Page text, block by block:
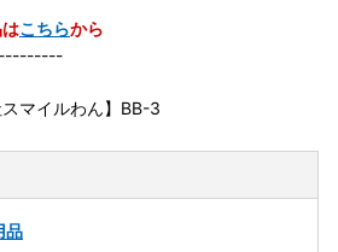
こちらから
スマイルわん】BB-3
品